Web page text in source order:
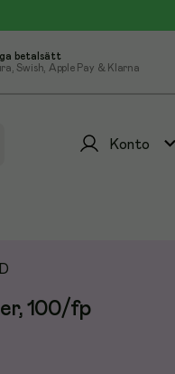
betalsätt
Swish, Apple Pay & Klarna
Konto
100/fp